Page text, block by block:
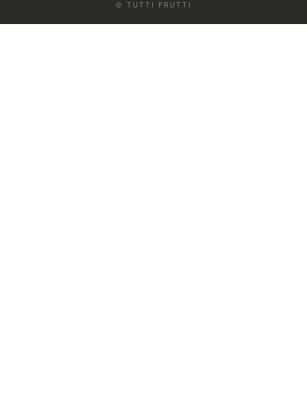
© TUTTI FRUTTI